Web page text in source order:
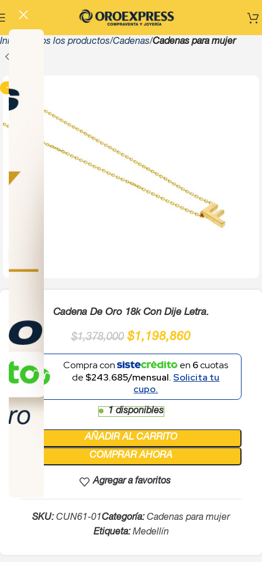
Inicio Todos los productos Cadenas Cadenas para mujer
-13%
Cadena De Oro 18k Con Dije Letra.
$1,378,000 $1,198,860
Compra con en 6cuotas
de $243.685/mensual.Solicita tu
cupo.
1 disponibles
AÑADIR AL CARRITO
COMPRAR AHORA
Agregar a favoritos
SKU:CUN61-01Categoría: Cadenas para mujer
Etiqueta: Medellín